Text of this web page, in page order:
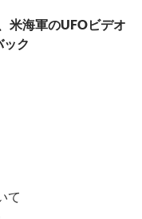
米海軍のUFOビデオ
ク
て